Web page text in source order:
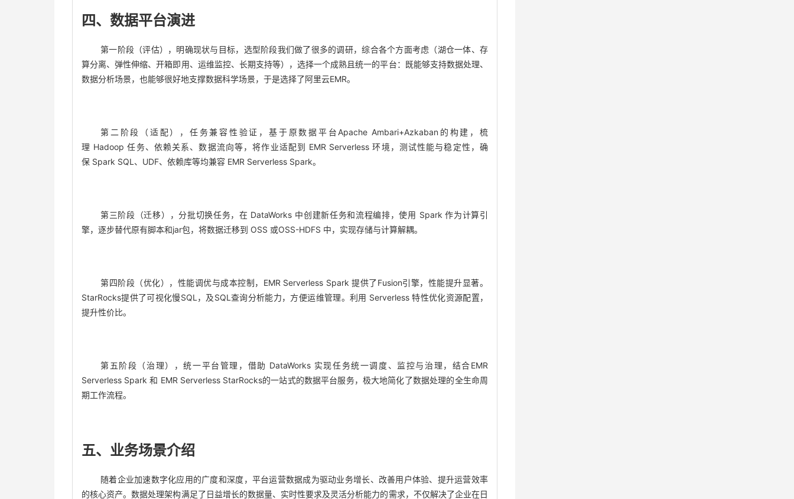
四、数据平台演进
第一阶段（评估），明确现状与目标，选型阶段我们做了很多的调研，综合各个方面考虑（湖仓一体、存
算分离、弹性伸缩、开箱即用、运维监控、长期支持等），选择一个成熟且统一的平台：既能够支持数据处理、
数据分析场景，也能够很好地支撑数据科学场景，于是选择了阿里云EMR。
第二阶段（适配），任务兼容性验证，基于原数据平台Apache Ambari+Azkaban的构建，梳
理 Hadoop 任务、依赖关系、数据流向等，将作业适配到 EMR Serverless 环境，测试性能与稳定性，确
保 Spark SQL、UDF、依赖库等均兼容 EMR Serverless Spark。
第三阶段（迁移），分批切换任务，在 DataWorks 中创建新任务和流程编排，使用 Spark 作为计算引
擎，逐步替代原有脚本和jar包，将数据迁移到 OSS 或OSS-HDFS 中，实现存储与计算解耦。
第四阶段（优化），性能调优与成本控制，EMR Serverless Spark 提供了Fusion引擎，性能提升显著。
StarRocks提供了可视化慢SQL，及SQL查询分析能力，方便运维管理。利用 Serverless 特性优化资源配置，
提升性价比。
第五阶段（治理），统一平台管理，借助 DataWorks 实现任务统一调度、监控与治理，结合EMR
Serverless Spark 和 EMR Serverless StarRocks的一站式的数据平台服务，极大地简化了数据处理的全生命周
期工作流程。
五、业务场景介绍
随着企业加速数字化应用的广度和深度，平台运营数据成为驱动业务增长、改善用户体验、提升运营效率
的核心资产。数据处理架构满足了日益增长的数据量、实时性要求及灵活分析能力的需求，不仅解决了企业在日